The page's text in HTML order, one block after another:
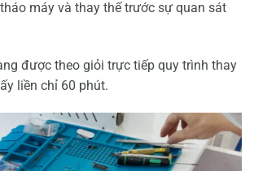
máy và thay thế trước sự quan sát
được theo giỏi trực tiếp quy trình thay
liền chỉ 60 phút.